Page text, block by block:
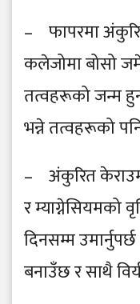
– फापरमा
कलेजोमा बोसो
तत्वहरूको जन्म
भन्ने तत्वहरूको
– अंकुरित
र म्याग्नेसियमको
दिनसम्म
बनाउँछ र साथै